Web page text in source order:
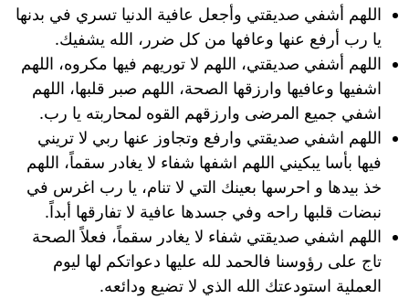
اللهم أشفي صديقتي وأجعل عافية الدنيا تسري في بدنها
يا رب أرفع عنها وعافها من كل ضرر، الله يشفيك.
اللهم أشفي صديقتي، اللهم لا توريهم فيها مكروه، اللهم
اشفيها وعافيها وارزقها الصحة، اللهم صبر قلبها، اللهم
اشفي جميع المرضى وارزقهم القوه لمحاربته يا رب.
اللهم اشفي صديقتي وارفع وتجاوز عنها ربي لا تريني
فيها بأسا يبكيني اللهم اشفها شفاء لا يغادر سقماً، اللهم
خذ بيدها و احرسها بعينك التي لا تنام، يا رب اغرس في
نبضات قلبها راحه وفي جسدها عافية لا تفارقها أبداً.
اللهم اشفي صديقتي شفاء لا يغادر سقماً، فعلاً الصحة
تاج على رؤوسنا فالحمد لله عليها دعواتكم لها ليوم
العملية استودعتك الله الذي لا تضيع ودائعه.